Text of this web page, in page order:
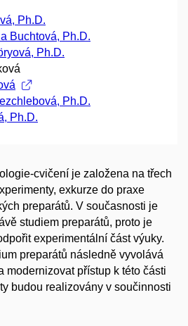
Ph.D.
Buchtová, Ph.D.
Ph.D.
Ph.D.
Ph.D.
cvičení je založena na třech
exkurze do praxe
preparátů. V současnosti je
studiem preparátů, proto je
experimentální část výuky.
preparátů následně vyvolává
modernizovat přístup k této části
budou realizovány v součinnosti